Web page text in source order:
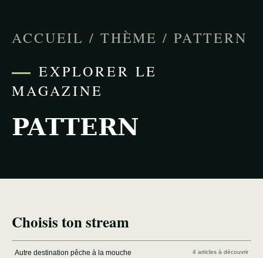
ACCUEIL / THÈME / PATTERN
EXPLORER LE
MAGAZINE
PATTERN
Choisis ton stream
Autre destination pêche à la mouche 4 articles à découvrir